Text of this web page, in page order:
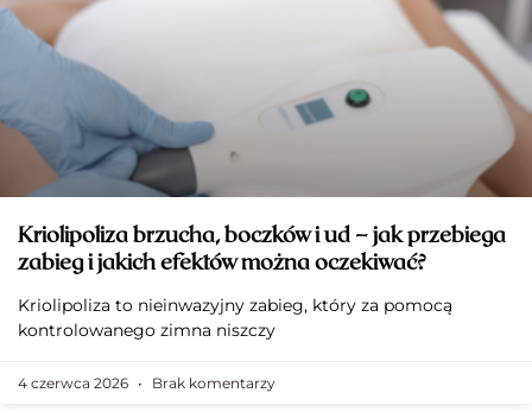
Kriolipoliza brzucha, boczków i ud – jak przebiega
zabieg i jakich efektów można oczekiwać?
Kriolipoliza to nieinwazyjny zabieg, który za pomocą
kontrolowanego zimna niszczy
4 czerwca 2026 Brak komentarzy